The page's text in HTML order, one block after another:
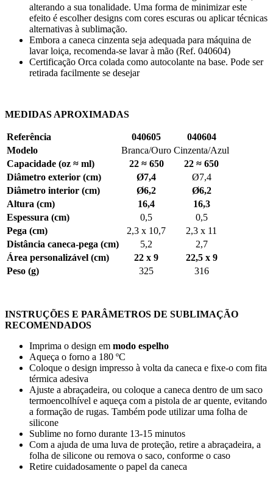
alterando a sua tonalidade. Uma forma de minimizar este
efeito é escolher designs com cores escuras ou aplicar técnicas
alternativas à sublimação.
Embora a caneca cinzenta seja adequada para máquina de
lavar loiça, recomenda-se lavar à mão (Ref. 040604)
Certificação Orca colada como autocolante na base. Pode ser
retirada facilmente se desejar
MEDIDAS APROXIMADAS
Referência 040605
040604
Modelo
Branca/Ouro Cinzenta/Azul
Capacidade (oz ≈ ml)
22 ≈ 650
22 ≈ 650
Diâmetro exterior (cm)
Ø7,4 Ø7,4
Diâmetro interior (cm)
Ø6,2
Ø6,2
Altura (cm)
16,4
16,3
Espessura (cm)
0,5
0,5
Pega (cm)
2,3 x 10,7
2,3 x 11
Distância caneca-pega (cm)
5,2
2,7
Área personalizável (cm)
22 x 9
22,5 x 9
Peso (g)
325 316
INSTRUÇÕES E PARÂMETROS DE SUBLIMAÇÃO
RECOMENDADOS
Imprima o design em modo espelho
Aqueça o forno a 180 ºC
Coloque o design impresso à volta da caneca e fixe-o com fita
térmica adesiva
Ajuste a abraçadeira, ou coloque a caneca dentro de um saco
termoencolhível e aqueça com a pistola de ar quente, evitando
a formação de rugas. Também pode utilizar uma folha de
silicone
Sublime no forno durante 13-15 minutos
Com a ajuda de uma luva de proteção, retire a abraçadeira, a
folha de silicone ou remova o saco, conforme o caso
Retire cuidadosamente o papel da caneca